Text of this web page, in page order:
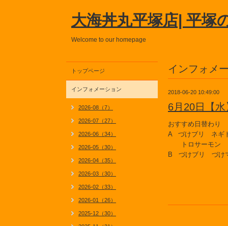
大海丼丸平塚店| 平塚
Welcome to our homepage
インフォメ
2018-06-20 10:49:00
6月20日【
おすすめ日替わり
A づけブリ ネギ
トロサーモン
B づけブリ づけ
トップページ
インフォメーション
2026-08（7）
2026-07（27）
2026-06（34）
2026-05（30）
2026-04（35）
2026-03（30）
2026-02（33）
2026-01（26）
2025-12（30）